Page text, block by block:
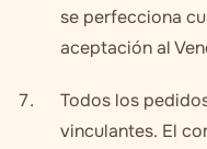
se perfecciona
aceptación al
Todos los
vinculantes. El